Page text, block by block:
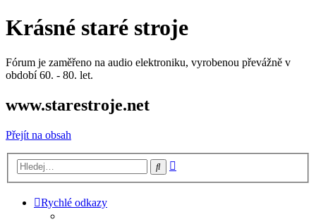
Krásné staré stroje
Fórum je zaměřeno na audio elektroniku, vyrobenou převážně v
období 60. - 80. let.
www.starestroje.net
Přejít na obsah
Hledat
Rychlé odkazy